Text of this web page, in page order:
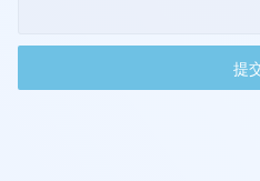
提